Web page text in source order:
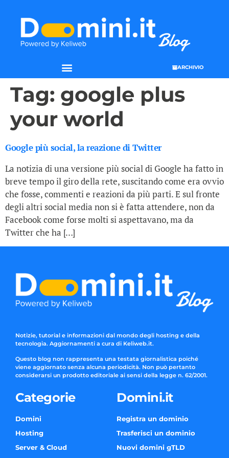
ARCHIVIO
Tag: google plus
your world
Google più social, la reazione di Twitter
La notizia di una versione più social di Google ha fatto in
breve tempo il giro della rete, suscitando come era ovvio
che fosse, commenti e reazioni da più parti. E sul fronte
degli altri social media non si è fatta attendere, non da
Facebook come forse molti si aspettavano, ma da
Twitter che ha […]
Notizie, tutorial e informazioni dal mondo degli hosting e della
tecnologia. Aggiornamenti a cura di Keliweb.it.
Questo blog non rappresenta una testata giornalistica poiché
viene aggiornato senza alcuna periodicità. Non può pertanto
considerarsi un prodotto editoriale ai sensi della legge n. 62/2001.
Categorie
Domini
Hosting
Server & Cloud
Domini.it
Registra un dominio
Trasferisci un dominio
Nuovi domini gTLD